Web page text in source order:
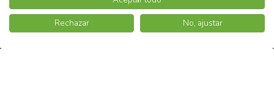
Rechazar
No, ajustar